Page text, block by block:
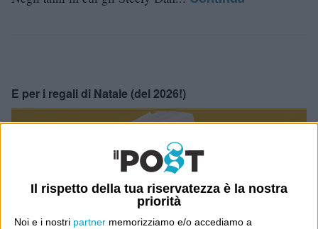
Il rispetto della tua riservatezza è la nostra
priorità
Noi e i nostri partner memorizziamo e/o accediamo a
E per i regali di Natale (del 2026!)